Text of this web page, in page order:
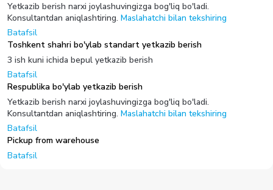
Yetkazib berish narxi joylashuvingizga bog'liq bo'ladi.
Konsultantdan aniqlashtiring. Maslahatchi bilan tekshiring
Batafsil
Toshkent shahri bo'ylab standart yetkazib berish
3 ish kuni ichida bepul yetkazib berish
Batafsil
Respublika bo'ylab yetkazib berish
Yetkazib berish narxi joylashuvingizga bog'liq bo'ladi.
Konsultantdan aniqlashtiring. Maslahatchi bilan tekshiring
Batafsil
Pickup from warehouse
Batafsil